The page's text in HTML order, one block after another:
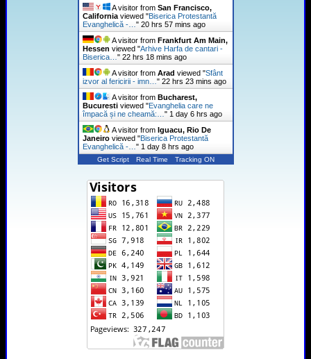
A visitor from San Francisco,
Californiaviewed "Biserica Protestantă
Evanghelică -… " 20 hrs 57 mins ago
A visitor from Frankfurt Am Main,
Hessen viewed "Arhive Harfa de cantari -
Biserica… " 22 hrs 18 mins ago
A visitor from Arad viewed "Sfânt
izvor al fericirii - imn… " 22 hrs 24 mins ago
A visitor from Bucharest,
Bucurestiviewed "Evanghelia care ne
împacă și ne cheamă:… " 1 day 6 hrs ago
A visitor from Iguacu, Rio De
Janeiroviewed "Biserica Protestantă
Evanghelică -… " 1 day 8 hrs ago
Get Script Real Time Tracking ON